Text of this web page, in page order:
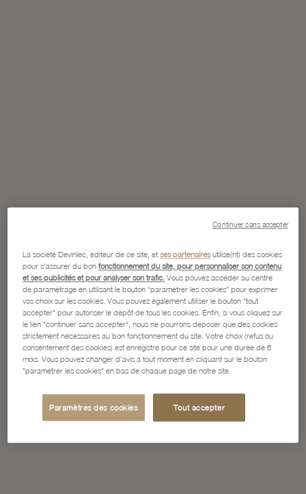
La société Devinlec, éditeur de ce site, etses partenairesutilise(nt) des cookies
pour s'assurer du bonfonctionnement du site, pour personnaliser son contenu
et ses publicités et pour analyser son trafic. Vous pouvez accéder au centre
de paramétrage en utilisant le bouton “paramétrer les cookies” pour exprimer
vos choix sur les cookies. Vous pouvez également utiliser le bouton "tout
accepter" pour autoriser le dépôt de tous les cookies. Enfin, si vous cliquez sur
le lien "continuer sans accepter", nous ne pourrons déposer que des cookies
strictement nécessaires au bon fonctionnement du site. Votre choix (refus ou
consentement des cookies) est enregistré pour ce site pour une durée de 6
mois. Vous pouvez changer d'avis à tout moment en cliquant sur le bouton
"paramétrer les cookies" en bas de chaque page de notre site.
Paramètres des cookies Tout accepter
Continuer sans accepter